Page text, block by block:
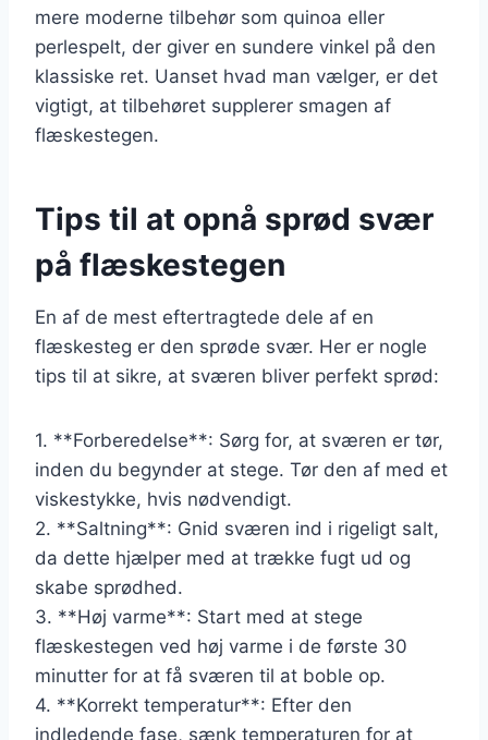
mere moderne tilbehør som quinoa eller
perlespelt, der giver en sundere vinkel på den
klassiske ret. Uanset hvad man vælger, er det
vigtigt, at tilbehøret supplerer smagen af
flæskestegen.
Tips til at opnå sprød svær
på flæskestegen
En af de mest eftertragtede dele af en
flæskesteg er den sprøde svær. Her er nogle
tips til at sikre, at sværen bliver perfekt sprød:
1. **Forberedelse**: Sørg for, at sværen er tør,
inden du begynder at stege. Tør den af med et
viskestykke, hvis nødvendigt.
2. **Saltning**: Gnid sværen ind i rigeligt salt,
da dette hjælper med at trække fugt ud og
skabe sprødhed.
3. **Høj varme**: Start med at stege
flæskestegen ved høj varme i de første 30
minutter for at få sværen til at boble op.
4. **Korrekt temperatur**: Efter den
indledende fase, sænk temperaturen for at